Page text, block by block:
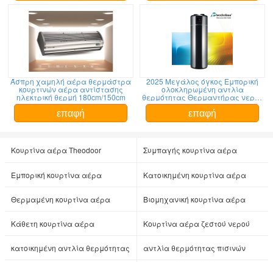
Άσπρη χαμηλή αέρα θερμάστρα
κουρτινών αέρα αντίστασης
ηλεκτρική θερμή 180cm/150cm
επαφή
2025 Μεγάλος όγκος Εμπορική
ολοκληρωμένη αντλία
θερμότητας Θερμαντήρας νερού
X7 για οικιακή χρήση
επαφή
Κουρτίνα αέρα Theodoor Συμπαγής κουρτίνα αέρα
Εμπορική κουρτίνα αέρα Κατοικημένη κουρτίνα αέρα
Θερμαμένη κουρτίνα αέρα Βιομηχανική κουρτίνα αέρα
Κάθετη κουρτίνα αέρα Κουρτίνα αέρα ζεστού νερού
κατοικημένη αντλία θερμότητας αντλία θερμότητας πισινών